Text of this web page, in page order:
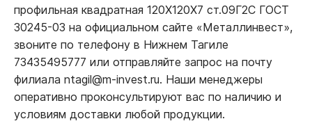
профильная квадратная 120Х120Х7 ст.09Г2С ГОСТ
30245-03 на официальном сайте «Металлинвест»,
звоните по телефону в Нижнем Тагиле
73435495777 или отправляйте запрос на почту
филиала ntagil@m-invest.ru. Наши менеджеры
оперативно проконсультируют вас по наличию и
условиям доставки любой продукции.